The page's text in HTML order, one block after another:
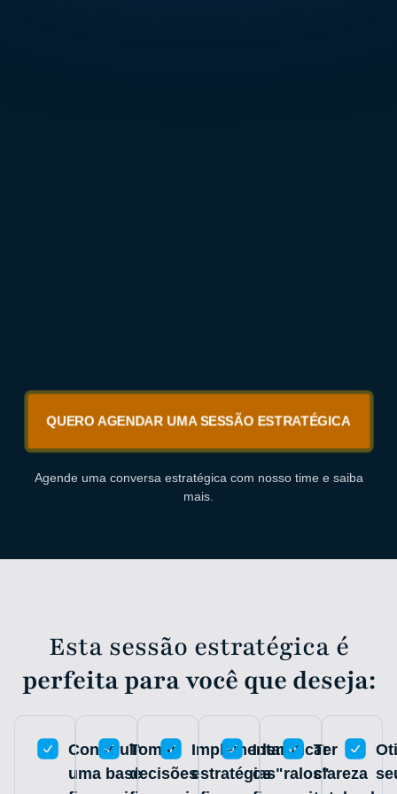
QUERO AGENDAR UMA SESSÃO ESTRATÉGICA
Agende uma conversa estratégica com nosso time e saiba
mais.
Esta sessão estratégica é
perfeita para você que deseja:
Construir
uma base
Tomar
decisões
Implementar
estratégias
Identificar
os "ralos"
Ter
clareza